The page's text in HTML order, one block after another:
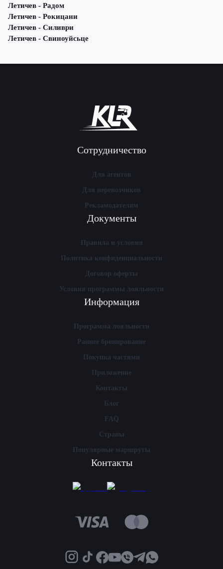
Летичeв - Радом
Летичeв - Рокицани
Летичeв - Силиври
Летичeв - Свиноуйсьце
Сотрудничество
Для агентов
Для перевозчиков
Рекламодателям
Документы
Правила и условия
Политика конфиденциальности
Договор оферты
Условия программы лояльности
Информация
Программа лояльности
Раннее бронирование
Покупка частями
Приложение
Контакты
Блог
FAQ
Страны
Популярные маршруты
Контакты